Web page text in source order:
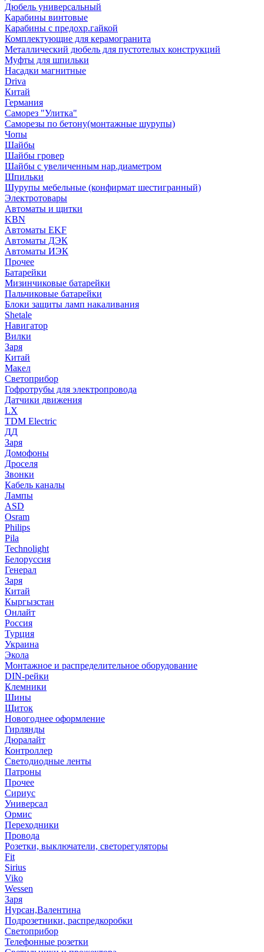
Дюбель универсальный
Карабины винтовые
Карабины с предохр.гайкой
Комплектующие для керамогранита
Металлический дюбель для пустотелых конструкций
Муфты для шпильки
Насадки магнитные
Driva
Китай
Германия
Саморез "Улитка"
Саморезы по бетону(монтажные шурупы)
Чопы
Шайбы
Шайбы гровер
Шайбы с увеличенным нар.диаметром
Шпильки
Шурупы мебельные (конфирмат шестигранный)
Электротовары
Автоматы и щитки
KBN
Автоматы EKF
Автоматы ДЭК
Автоматы ИЭК
Прочее
Батарейки
Мизинчиковые батарейки
Пальчиковые батарейки
Блоки защиты ламп накаливания
Shetale
Навигатор
Вилки
Заря
Китай
Макел
Светоприбор
Гофротрубы для электропровода
Датчики движения
LX
TDM Electric
ДД
Заря
Домофоны
Дроселя
Звонки
Кабель каналы
Лампы
ASD
Osram
Philips
Pila
Technolight
Белоруссия
Генерал
Заря
Китай
Кыргызстан
Онлайт
Россия
Турция
Украина
Экола
Монтажное и распределительное оборудование
DIN-рейки
Клемники
Шины
Щиток
Новогоднее оформление
Гирлянды
Дюралайт
Контроллер
Светодиодные ленты
Патроны
Прочее
Сириус
Универсал
Ормис
Переходники
Провода
Розетки, выключатели, светорегуляторы
Fit
Sirius
Viko
Wessen
Заря
Нурсан,Валентина
Подрозетники, распредкоробки
Светоприбор
Телефонные розетки